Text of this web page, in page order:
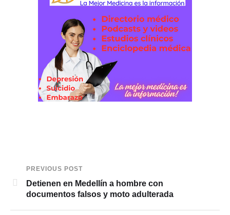
PREVIOUS POST
Detienen en Medellín a hombre con
documentos falsos y moto adulterada